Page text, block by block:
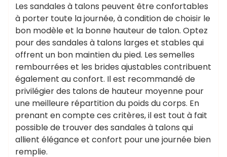
Les sandales à talons peuvent être confortables
à porter toute la journée, à condition de choisir le
bon modèle et la bonne hauteur de talon. Optez
pour des sandales à talons larges et stables qui
offrent un bon maintien du pied. Les semelles
rembourrées et les brides ajustables contribuent
également au confort. Il est recommandé de
privilégier des talons de hauteur moyenne pour
une meilleure répartition du poids du corps. En
prenant en compte ces critères, il est tout à fait
possible de trouver des sandales à talons qui
allient élégance et confort pour une journée bien
remplie.